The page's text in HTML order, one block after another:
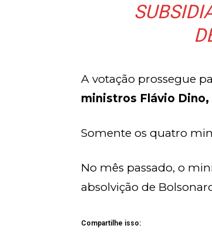
A votação prossegue
ministros Flávio
Somente os quatro
No mês passado, o
absolvição de
Compartilhe isso: